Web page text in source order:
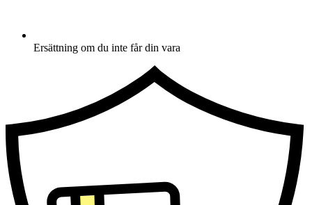
Ersättning om du inte får din vara